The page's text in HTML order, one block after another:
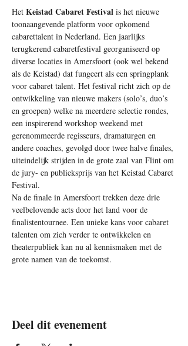
Het Keistad Cabaret Festival is het nieuwe
toonaangevende platform voor opkomend
cabarettalent in Nederland. Een jaarlijks
terugkerend cabaretfestival georganiseerd op
diverse locaties in Amersfoort (ook wel bekend
als de Keistad) dat fungeert als een springplank
voor cabaret talent. Het festival richt zich op de
ontwikkeling van nieuwe makers (solo’s, duo’s
en groepen) welke na meerdere selectie rondes,
een inspirerend workshop weekend met
gerenommeerde regisseurs, dramaturgen en
andere coaches, gevolgd door twee halve finales,
uiteindelijk strijden in de grote zaal van Flint om
de jury- en publieksprijs van het Keistad Cabaret
Festival.
Na de finale in Amersfoort trekken deze drie
veelbelovende acts door het land voor de
finalistentournee. Een unieke kans voor cabaret
talenten om zich verder te ontwikkelen en
theaterpubliek kan nu al kennismaken met de
grote namen van de toekomst.
Deel dit evenement